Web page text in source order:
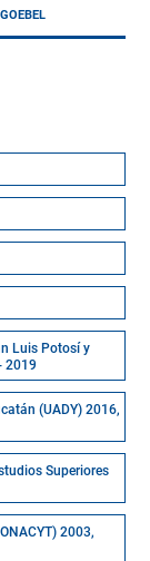
Luis Potosí y
2019
(UADY) 2016,
Superiores
2003,